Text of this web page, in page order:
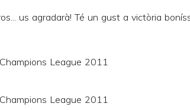
us agradarà! Té un gust a victòria